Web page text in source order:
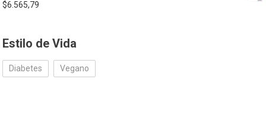
$6.565,79
Estilo de Vida
Diabetes Vegano